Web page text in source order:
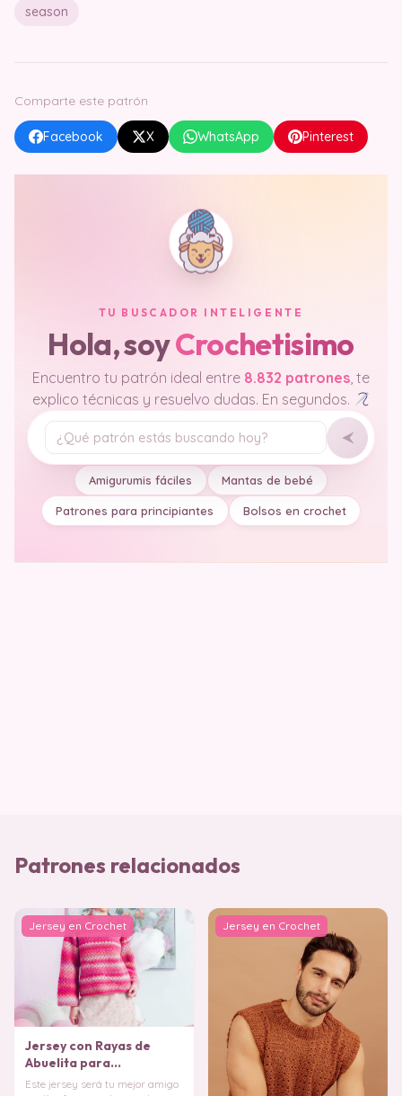
season
Comparte este patrón
Facebook X WhatsApp Pinterest
TU BUSCADOR INTELIGENTE
Hola, soyCrochetisimo
Encuentro tu patrón ideal entre 8.832 patrones, te
explico técnicas y resuelvo dudas. En segundos.
Tu pregunta
Amigurumis fáciles Mantas de bebé
Patrones para principiantes Bolsos en crochet
Patrones relacionados
Jersey en Crochet
Jersey con Rayas de
Abuelita para
Principiantes del
Este jersey será tu mejor amigo
Jersey en Crochet